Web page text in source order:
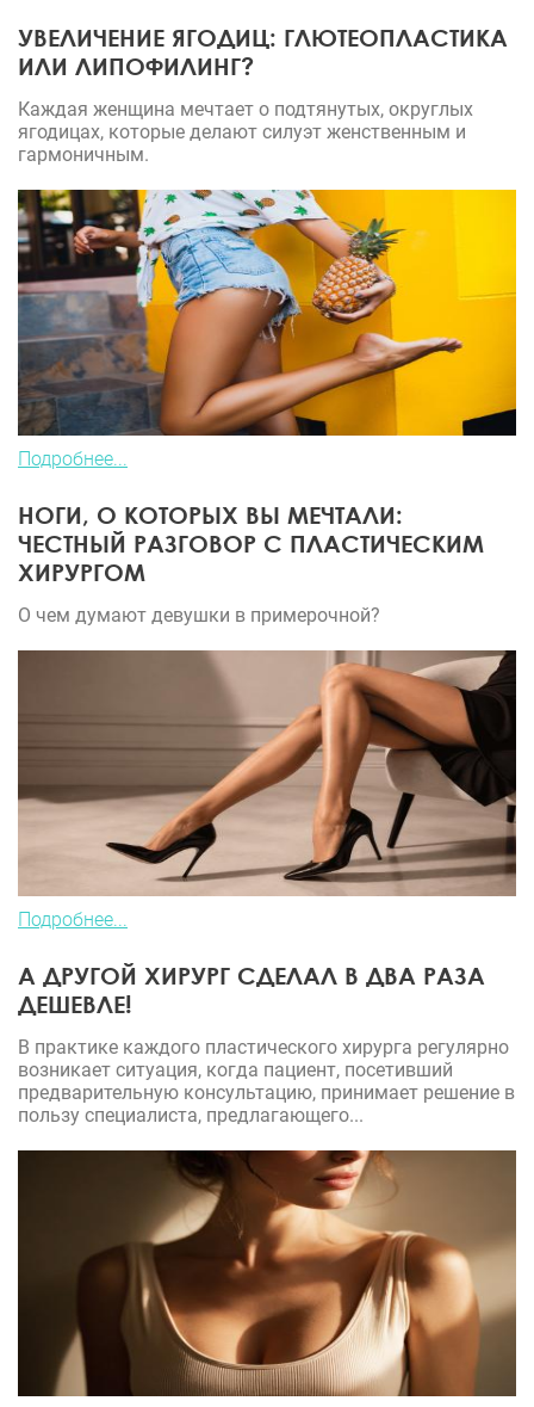
УВЕЛИЧЕНИЕ ЯГОДИЦ: ГЛЮТЕОПЛАСТИКА
ИЛИ ЛИПОФИЛИНГ?
Каждая женщина мечтает о подтянутых, округлых
ягодицах, которые делают силуэт женственным и
гармоничным.
Подробнее...
НОГИ, О КОТОРЫХ ВЫ МЕЧТАЛИ:
ЧЕСТНЫЙ РАЗГОВОР С ПЛАСТИЧЕСКИМ
ХИРУРГОМ
О чем думают девушки в примерочной?
Подробнее...
А ДРУГОЙ ХИРУРГ СДЕЛАЛ В ДВА РАЗА
ДЕШЕВЛЕ!
В практике каждого пластического хирурга регулярно
возникает ситуация, когда пациент, посетивший
предварительную консультацию, принимает решение в
пользу специалиста, предлагающего...